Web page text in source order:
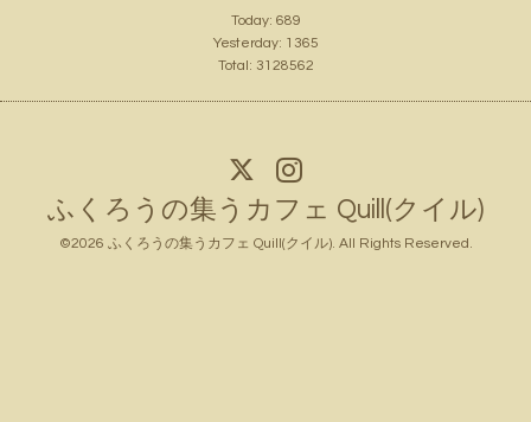
Today: 689
Yesterday: 1365
Total: 3128562
ふくろうの集うカフェ Quill(クイル)
©2026 ふくろうの集うカフェ Quill(クイル). All Rights Reserved.